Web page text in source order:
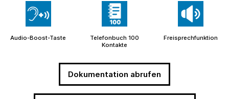
Audio-Boost-Taste
Telefonbuch 100
Kontakte
Freisprechfunktion
Dokumentation abrufen